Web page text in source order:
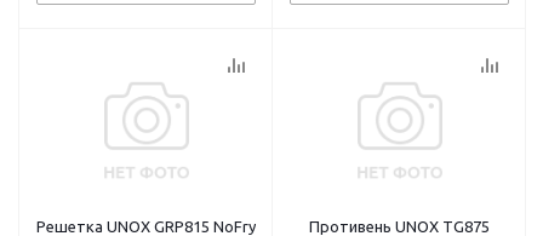
Решетка UNOX GRP815 NoFry
Противень UNOX TG875